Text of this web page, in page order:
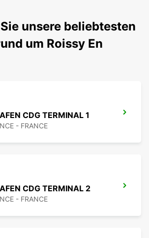
unsere beliebtesten
um Roissy En
CDG TERMINAL 1
- FRANCE
CDG TERMINAL 2
- FRANCE